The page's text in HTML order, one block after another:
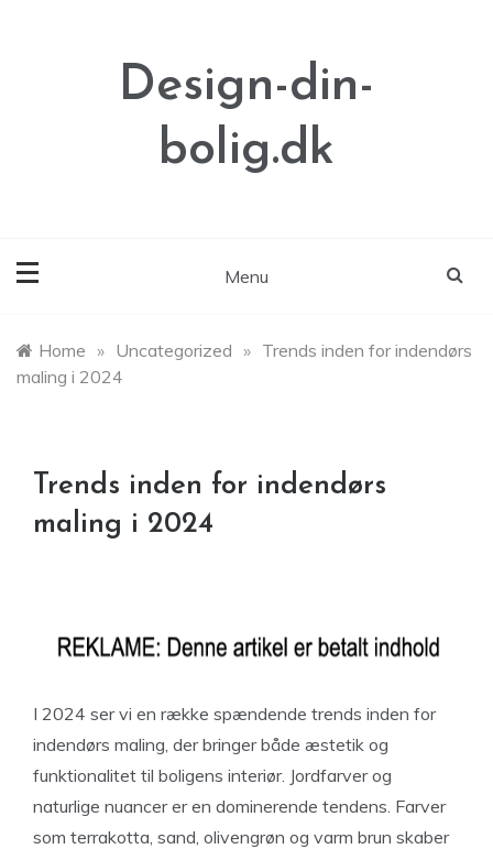
Design-din-
bolig.dk
Menu
Home » Uncategorized » Trends inden for indendørs
maling i 2024
Trends inden for indendørs
maling i 2024
I 2024 ser vi en række spændende trends inden for
indendørs maling, der bringer både æstetik og
funktionalitet til boligens interiør. Jordfarver og
naturlige nuancer er en dominerende tendens. Farver
som terrakotta, sand, olivengrøn og varm brun skaber